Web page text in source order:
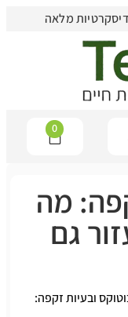
0
מה
גם
ובעיות זקפה: